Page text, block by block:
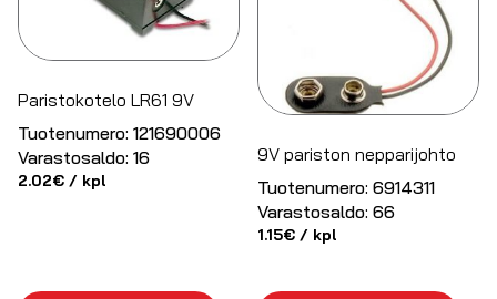
Paristokotelo LR61 9V
Tuotenumero: 121690006
Varastosaldo: 16
2.02€ / kpl
9V pariston nepparijohto
Tuotenumero: 6914311
Varastosaldo: 66
1.15€ / kpl